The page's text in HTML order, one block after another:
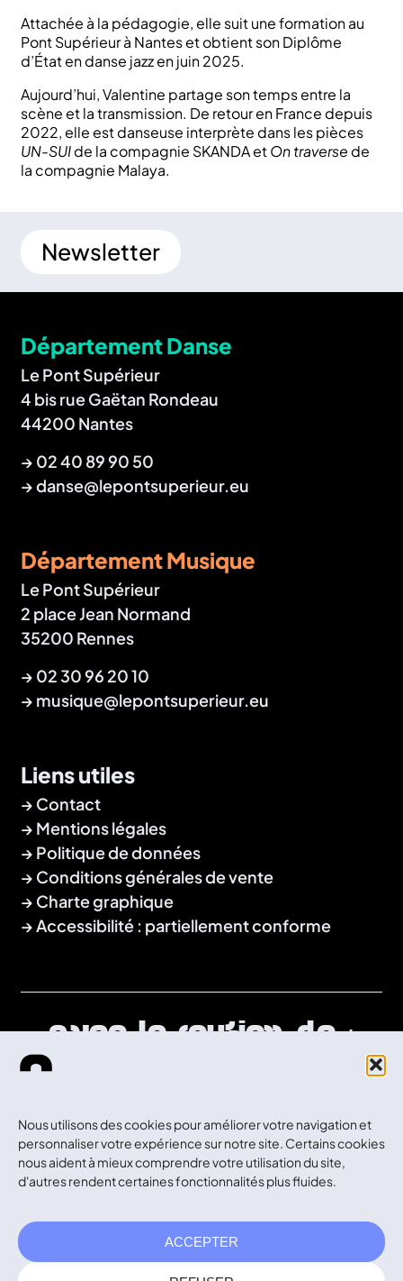
Nous utilisons des cookies pour améliorer votre navigation et
personnaliser votre expérience sur notre site. Certains cookies
nous aident à mieux comprendre votre utilisation du site,
d'autres rendent certaines fonctionnalités plus fluides.
ACCEPTER
Attachée à la pédagogie, elle suit une formation au
Pont Supérieur à Nantes et obtient son Diplôme
d’État en danse jazz en juin 2025.
Aujourd’hui, Valentine partage son temps entre la
scène et la transmission. De retour en France depuis
2022, elle est danseuse interprète dans les pièces
UN-SUIde la compagnie SKANDA etOn traverse de
la compagnie Malaya.
Newsletter
Département Danse
Le Pont Supérieur
4 bis rue Gaëtan Rondeau
44200 Nantes
→ 02 40 89 90 50
→danse@lepontsuperieur.eu
Département Musique
Le Pont Supérieur
2 place Jean Normand
35200 Rennes
→ 02 30 96 20 10
→ musique@lepontsuperieur.eu
Liens utiles
Contact
Mentions légales
Politique de données
Conditions générales de vente
Charte graphique
Accessibilité : partiellement conforme
Avec le soutien de :